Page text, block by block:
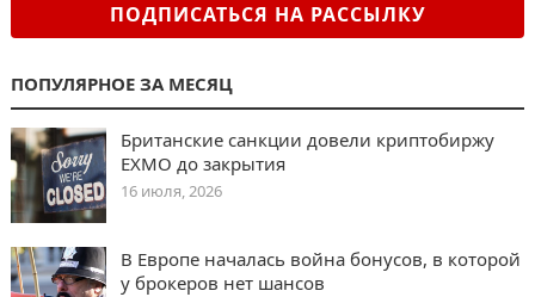
ПОДПИСАТЬСЯ НА РАССЫЛКУ
ПОПУЛЯРНОЕ ЗА МЕСЯЦ
Британские санкции довели криптобиржу
EXMO до закрытия
16 июля, 2026
В Европе началась война бонусов, в которой
у брокеров нет шансов